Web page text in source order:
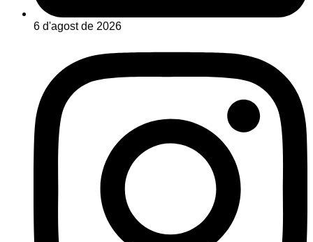
6 d'agost de 2026